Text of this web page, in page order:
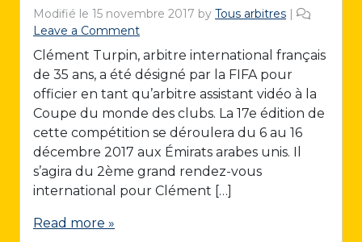
Modifié le 15 novembre 2017 by Tous arbitres |
Leave a Comment
Clément Turpin, arbitre international français
de 35 ans, a été désigné par la FIFA pour
officier en tant qu’arbitre assistant vidéo à la
Coupe du monde des clubs. La 17e édition de
cette compétition se déroulera du 6 au 16
décembre 2017 aux Émirats arabes unis. Il
s’agira du 2ème grand rendez-vous
international pour Clément […]
Read more »